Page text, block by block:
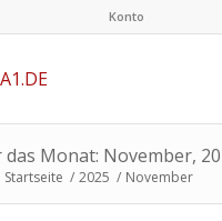
Konto
Monat: November,
Startseite / 2025 / November